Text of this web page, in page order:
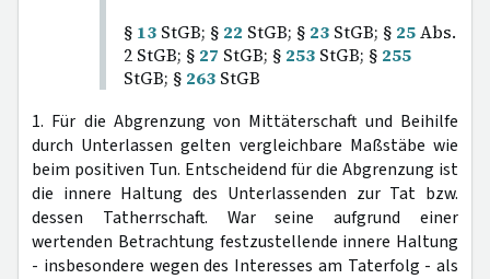
§ 13 StGB; § 22 StGB; § 23 StGB; § 25Abs.
2 StGB; § 27 StGB; § 253 StGB; § 255
StGB; § 263 StGB
1. Für die Abgrenzung von Mittäterschaft und Beihilfe
durch Unterlassen gelten vergleichbare Maßstäbe wie
beim positiven Tun. Entscheidend für die Abgrenzung ist
die innere Haltung des Unterlassenden zur Tat bzw.
dessen Tatherrschaft. War seine aufgrund einer
wertenden Betrachtung festzustellende innere Haltung
- insbesondere wegen des Interesses am Taterfolg - als